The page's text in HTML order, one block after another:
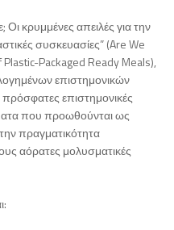
κρυμμένες απειλές για την
συσκευασίες” (Are We
Packaged Ready Meals),
επιστημονικών
επιστημονικές
που προωθούνται ως
πραγματικότητα
αόρατες μολυσματικές